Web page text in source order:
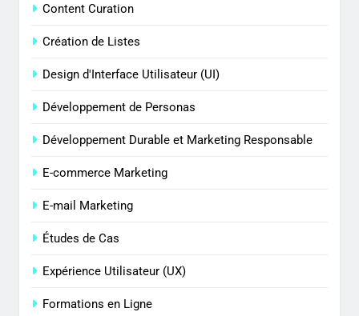
Content Curation
Création de Listes
Design d'Interface Utilisateur (UI)
Développement de Personas
Développement Durable et Marketing Responsable
E-commerce Marketing
E-mail Marketing
Études de Cas
Expérience Utilisateur (UX)
Formations en Ligne